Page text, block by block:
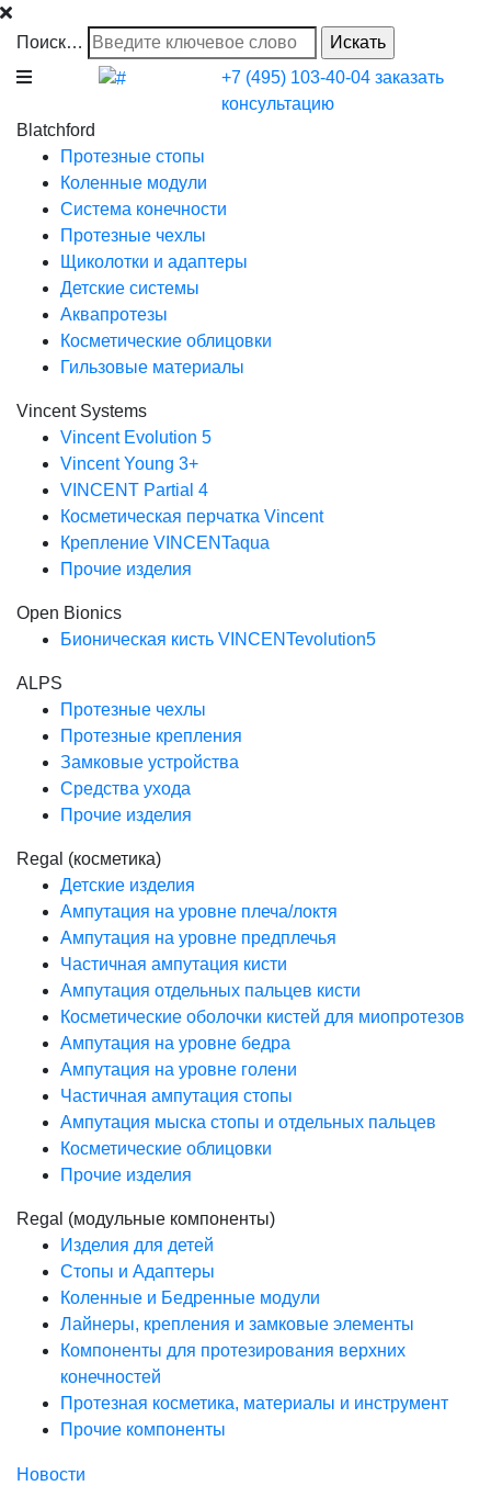
Поиск…
+7 (495) 103-40-04 заказать
консультацию
Blatchford
Протезные стопы
Коленные модули
Система конечности
Протезные чехлы
Щиколотки и адаптеры
Детские системы
Аквапротезы
Косметические облицовки
Гильзовые материалы
Vincent Systems
Vincent Evolution 5
Vincent Young 3+
VINCENT Partial 4
Косметическая перчатка Vincent
Крепление VINCENTaqua
Прочие изделия
Open Bionics
Бионическая кисть VINCENTevolution5
ALPS
Протезные чехлы
Протезные крепления
Замковые устройства
Средства ухода
Прочие изделия
Regal (косметика)
Детские изделия
Ампутация на уровне плеча/локтя
Ампутация на уровне предплечья
Частичная ампутация кисти
Ампутация отдельных пальцев кисти
Косметические оболочки кистей для миопротезов
Ампутация на уровне бедра
Ампутация на уровне голени
Частичная ампутация стопы
Ампутация мыска стопы и отдельных пальцев
Косметические облицовки
Прочие изделия
Regal (модульные компоненты)
Изделия для детей
Стопы и Адаптеры
Коленные и Бедренные модули
Лайнеры, крепления и замковые элементы
Компоненты для протезирования верхних
конечностей
Протезная косметика, материалы и инструмент
Прочие компоненты
Новости